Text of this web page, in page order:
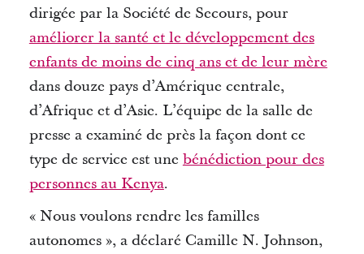
dirigée par la Société de Secours, pour
améliorer la santé et le développement des
enfants de moins de cinq ans et de leur mère
dans douze pays d’Amérique centrale,
d’Afrique et d’Asie. L’équipe de la salle de
presse a examiné de près la façon dont ce
type de service est une bénédiction pour des
personnes au Kenya.
« Nous voulons rendre les familles
autonomes », a déclaré Camille N. Johnson,